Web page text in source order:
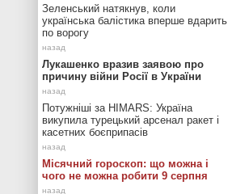
Зеленський натякнув, коли
українська балістика вперше вдарить
по ворогу
Лукашенко вразив заявою про
причину війни Росії в України
Потужніші за HIMARS: Україна
викупила турецький арсенал ракет і
касетних боєприпасів
Місячний гороскоп: що можна і
чого не можна робити 9 серпня